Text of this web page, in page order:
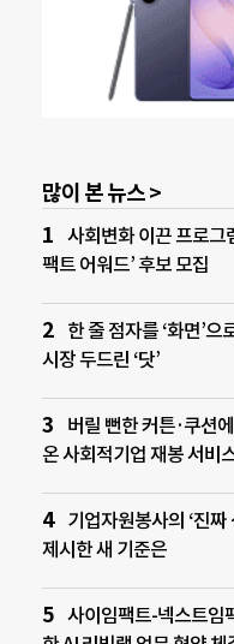
많이 본 뉴스 >
사회변화 이끈 프로
팩트 어워드’ 후보 모집
한 줄 점자를 ‘화면’
시장 두드린 ‘닷’
버릴 뻔한 커튼·쿠션
온 사회적기업 재봉 서비
기업자원봉사의 ‘진
제시한 새 기준은
사이임팩트-넥스트임